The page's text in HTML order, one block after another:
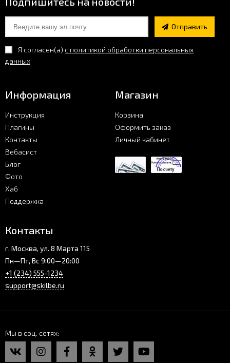
Отправить
Я согласен(a) с политикой обработки персональных
данных
Информация
Инструкция
Плагины
Контакты
Вебасист
Блог
Фото
Хаб
Поддержка
Магазин
Корзина
Оформить заказ
Личный кабинет
Контакты
г. Москва, ул. 8 Марта 115
Пн—Пт, Вс 9:00—20:00
+1 (234) 555-1234
support@skilbe.ru
Мы в соц. сетях